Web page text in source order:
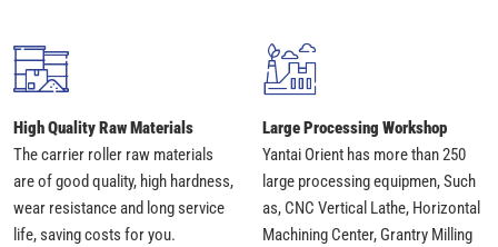
High Quality Raw Materials
The carrier roller raw materials
are of good quality, high hardness,
wear resistance and long service
life, saving costs for you.
Large Processing Workshop
Yantai Orient has more than 250
large processing equipmen, Such
as, CNC Vertical Lathe, Horizontal
Machining Center, Grantry Milling